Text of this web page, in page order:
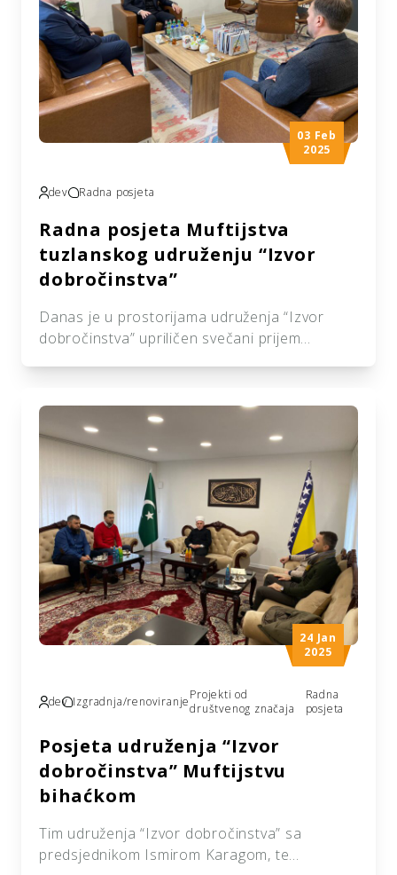
društvo i zajednicu. Jasni ciljevi ove […]
03 Feb
2025
dev Radna posjeta
Radna posjeta Muftijstva
tuzlanskog udruženju “Izvor
dobročinstva”
Danas je u prostorijama udruženja “Izvor
dobročinstva” upriličen svečani prijem
dr. Mensur ef. Husićem, dočekao je pred.
Ismir Karaga koji je predstavio rad i program
našeg Udruženja. Cilj radne posjete jeste
zahvalnica Muftijstva na društveno korisnim
projektima koji se odvijaju na području […]
24 Jan
2025
dev Izgradnja/renoviranjeProjekti od
društvenog značaja
Radna
posjeta
Posjeta udruženja “Izvor
dobročinstva” Muftijstvu
bihaćkom
Tim udruženja “Izvor dobročinstva” sa
predsjednikom Ismirom Karagom, te